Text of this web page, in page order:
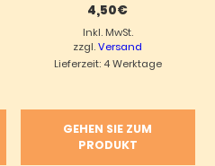
4,50€
Inkl. MwSt.
zzgl.Versand
Lieferzeit: 4 Werktage
GEHEN SIE ZUM
PRODUKT